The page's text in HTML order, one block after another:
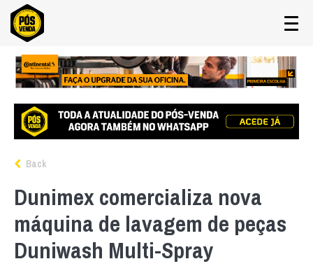
Back
Dunimex comercializa nova
máquina de lavagem de peças
Duniwash Multi-Spray